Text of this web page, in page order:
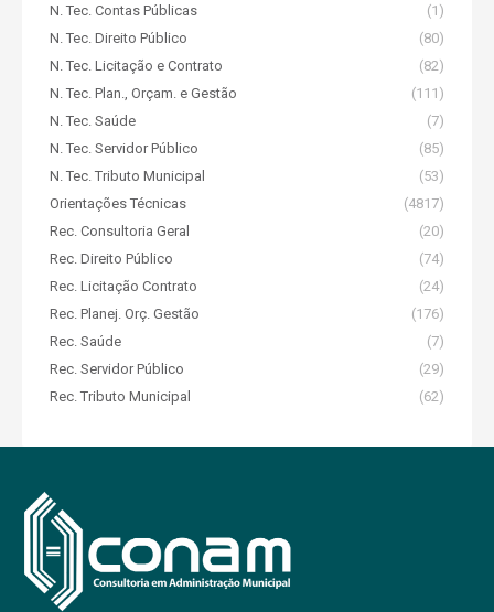
N. Tec. Contas Públicas
(1)
N. Tec. Direito Público
(80)
N. Tec. Licitação e Contrato
(82)
N. Tec. Plan., Orçam. e Gestão
(111)
N. Tec. Saúde
(7)
N. Tec. Servidor Público
(85)
N. Tec. Tributo Municipal
(53)
Orientações Técnicas
(4817)
Rec. Consultoria Geral
(20)
Rec. Direito Público
(74)
Rec. Licitação Contrato
(24)
Rec. Planej. Orç. Gestão
(176)
Rec. Saúde
(7)
Rec. Servidor Público
(29)
Rec. Tributo Municipal
(62)